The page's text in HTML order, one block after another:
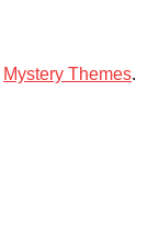
Mystery Themes.